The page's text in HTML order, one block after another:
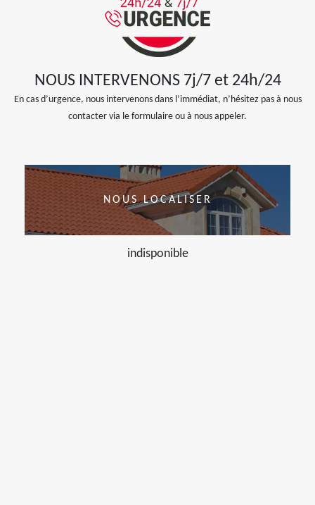
NOUS INTERVENONS 7j/7 et 24h/24
En cas d’urgence, nous intervenons dans l’immédiat, n’hésitez pas à nous
contacter via le formulaire ou à nous appeler.
NOUS LOCALISER
indisponible